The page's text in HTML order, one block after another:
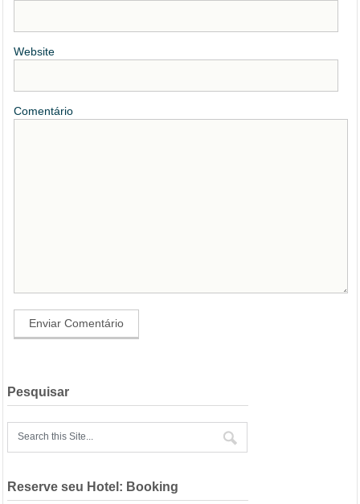
Website
Comentário
Pesquisar
Reserve seu Hotel: Booking